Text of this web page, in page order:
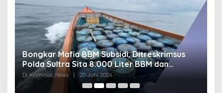
Bongkar Mafia BBM Subsidi, Ditreskrimsus
Polda Sultra Sita 8.000 Liter BBM dan
Ringkus 3 Tersangka
Di Kriminal, News | 20 Juni 2026